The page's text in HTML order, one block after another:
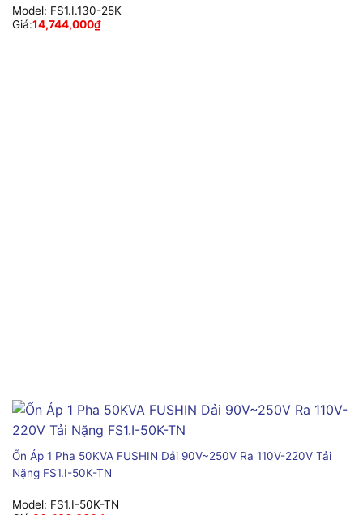
Model: FS1.I.130-25K
Giá:14,744,000₫
Ổn Áp 1 Pha 50KVA FUSHIN Dải 90V~250V Ra 110V-220V Tải
Nặng FS1.I-50K-TN
Model: FS1.I-50K-TN